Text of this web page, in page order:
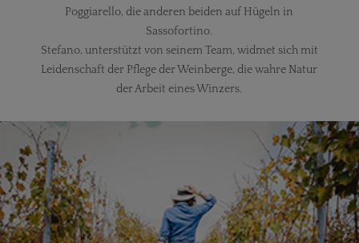
Poggiarello, die anderen beiden auf Hügeln in
Sassofortino.
Stefano, unterstützt von seinem Team, widmet sich mit
Leidenschaft der Pflege der Weinberge, die wahre Natur
der Arbeit eines Winzers.